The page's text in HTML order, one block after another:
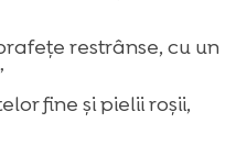
restrânse, cu un
fine și pielii roșii,